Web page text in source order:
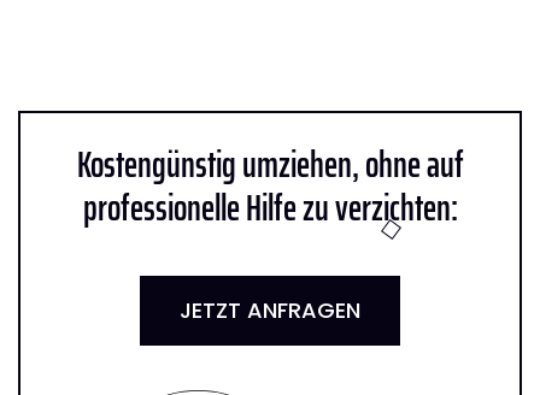
Kostengünstig umziehen, ohne auf
professionelle Hilfe zu verzichten:
JETZT ANFRAGEN